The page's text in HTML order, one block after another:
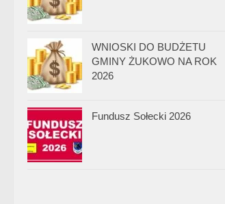
WNIOSKI DO BUDŻETU
GMINY ŻUKOWO NA ROK
2026
Fundusz Sołecki 2026